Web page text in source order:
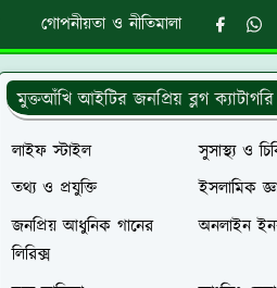
গোপনীয়তা ও নীতিমালা
মুক্তআঁখি আইটির জনপ্রিয় ব্লগ ক্যাটাগরি
লাইফ স্টাইল
সুসাস্থ্য ও
তথ্য ও প্রযুক্তি
ইসলামিক
জনপ্রিয় আধুনিক গানের
লিরিক্স
অনলাইন